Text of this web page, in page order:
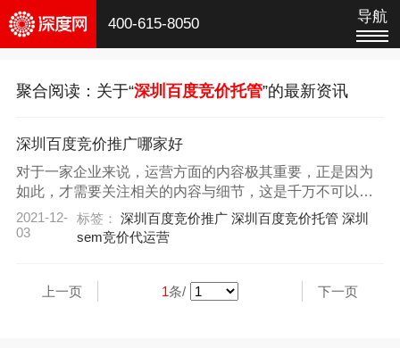
400-615-8050 导航
聚合阅读：关于“深圳百度竞价托管”的最新资讯
深圳百度竞价推广哪家好
对于一家企业来说，运营方面的内容极其重要，正是因为
如此，才需要关注相关的内容与细节，这是千万不可以忽
视的内容。现在互联网高速发展后，网络营销也是成为了
主流的形式，带来的宣传价值也是极其稳定，得到了很多
2021-12-
03
标签： 深圳百度竞价推广 深圳百度竞价托管 深圳
sem竞价代运营
上一页 1条/ 下一页